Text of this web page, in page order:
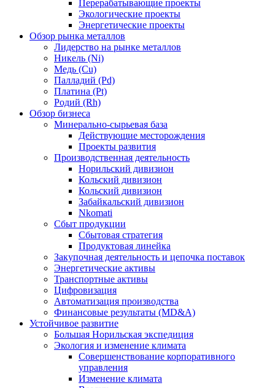
Перерабатывающие проекты
Экологические проекты
Энергетические проекты
Обзор рынка металлов
Лидерство на рынке металлов
Никель (Ni)
Медь (Cu)
Палладий (Pd)
Платина (Pt)
Родий (Rh)
Обзор бизнеса
Минерально-сырьевая база
Действующие месторождения
Проекты развития
Производственная деятельность
Норильский дивизион
Кольский дивизион
Кольский дивизион
Забайкальский дивизион
Nkomati
Сбыт продукции
Сбытовая стратегия
Продуктовая линейка
Закупочная деятельность и цепочка поставок
Энергетические активы
Транспортные активы
Цифровизация
Автоматизация производства
Финансовые результаты (MD&A)
Устойчивое развитие
Большая Норильская экспедиция
Экология и изменение климата
Совершенствование корпоративного
управления
Изменение климата